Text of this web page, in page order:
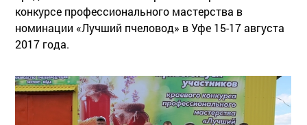
конкурсе профессионального мастерства в
номинации «Лучший пчеловод» в Уфе 15-17 августа
2017 года.